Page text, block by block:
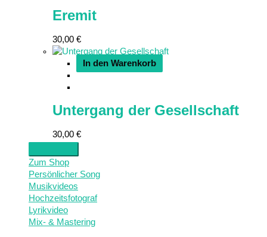
Eremit
30,00 €
In den Warenkorb
Untergang der Gesellschaft
30,00 €
Zum Shop
Persönlicher Song
Musikvideos
Hochzeitsfotograf
Lyrikvideo
Mix- & Mastering